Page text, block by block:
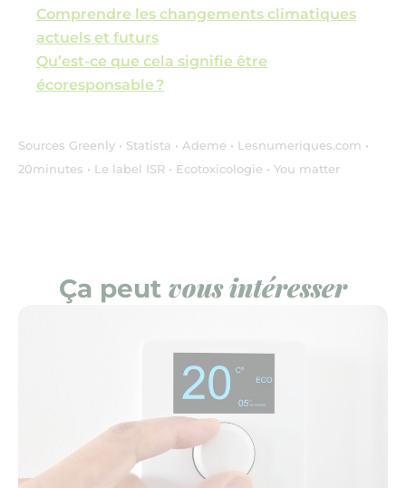
Comprendre les changements climatiques
actuels et futurs
Qu’est-ce que cela signifie être
écoresponsable ?
Sources Greenly • Statista • Ademe • Lesnumeriques.com •
20minutes • Le label ISR • Ecotoxicologie • You matter
Ça peut vous intéresser